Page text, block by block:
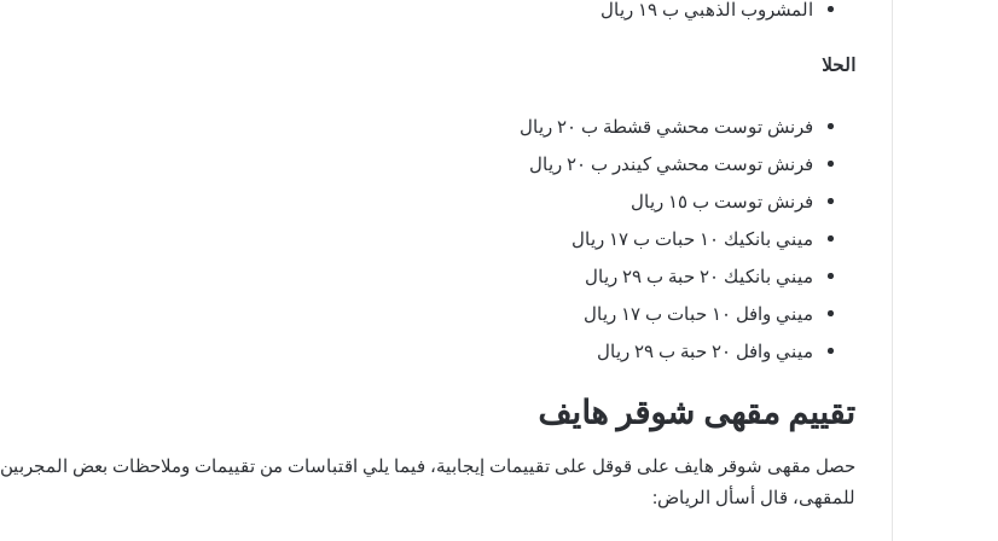
المشروب الذهبي ب ١٩ ريال
الحلا
فرنش توست محشي قشطة ب ٢٠ ريال
فرنش توست محشي كيندر ب ٢٠ ريال
فرنش توست ب ١٥ ريال
ميني بانكيك ١٠ حبات ب ١٧ ريال
ميني بانكيك ٢٠ حبة ب ٢٩ ريال
ميني وافل ١٠ حبات ب ١٧ ريال
ميني وافل ٢٠ حبة ب ٢٩ ريال
تقييم مقهى شوقر هايف
حصل مقهى شوقر هايف على قوقل على تقييمات إيجابية، فيما يلي اقتباسات من تقييمات وملاحظات بعض المجربين
للمقهى، قال أسأل الرياض: